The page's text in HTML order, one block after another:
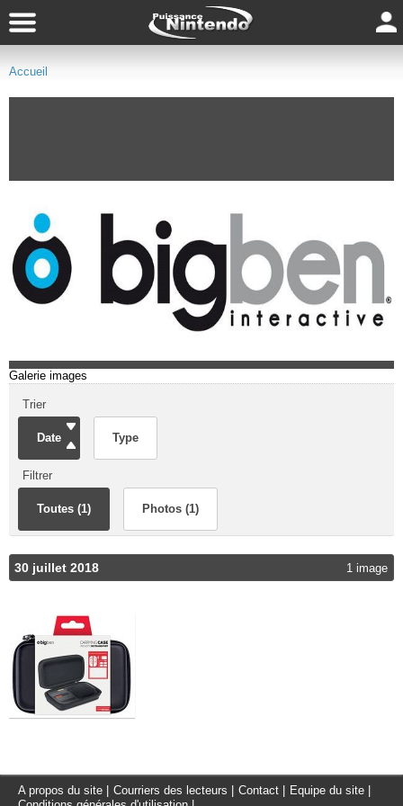
Accueil
Galerie images
Trier
Date Type
Filtrer
Toutes (1) Photos (1)
30 juillet 2018 1 image
A propos du site Courriers des lecteurs Contact Equipe du site